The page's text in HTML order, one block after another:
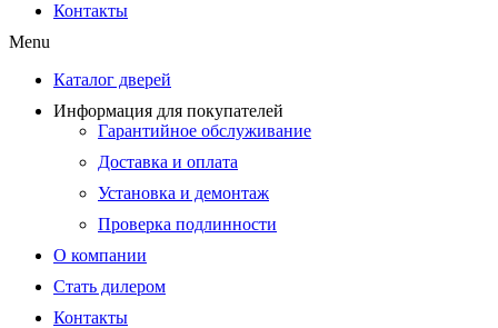
Контакты
Menu
Каталог дверей
Информация для покупателей
Гарантийное обслуживание
Доставка и оплата
Установка и демонтаж
Проверка подлинности
О компании
Стать дилером
Контакты